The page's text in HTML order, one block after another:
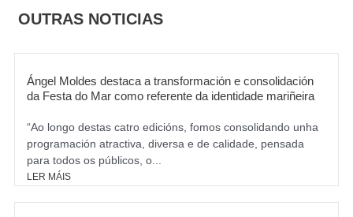
o
o
m
OUTRAS NOTICIAS
Ángel Moldes destaca a transformación e consolidación
da Festa do Mar como referente da identidade mariñeira
“Ao longo destas catro edicións, fomos consolidando unha
programación atractiva, diversa e de calidade, pensada
para todos os públicos, o...
LER MÁIS